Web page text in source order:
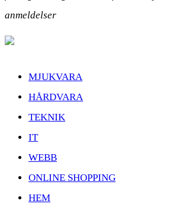
anmeldelser
MJUKVARA
HÅRDVARA
TEKNIK
IT
WEBB
ONLINE SHOPPING
HEM